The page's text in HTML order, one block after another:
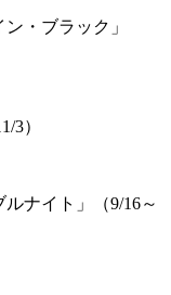
・ブラック」
3）
ナイト」（9/16～